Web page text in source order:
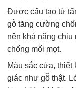
Được cấu tạo từ
gỗ tăng cường
nên khả năng
chống mối mọt.
Màu sắc cửa,
giác như gỗ thật.